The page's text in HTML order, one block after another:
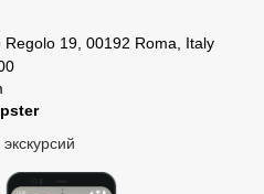
Regolo 19, 00192 Roma, Italy